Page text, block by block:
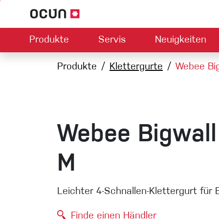
Produkte
Kletterschuhe
Bouldermatten
Via ferrata
Schlingen
Helme
Hardware
Karabiner
Servis
Händlersuche Kontakt Downloads
Neuigkeiten
Climbing
Über uns
Produkte Klettergurte Webee
Webee
M
Leichter 4-Schnallen-Klettergurt für
Finde einen Händler